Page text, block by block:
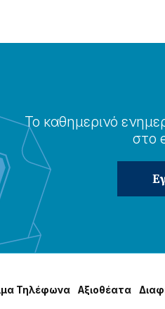
Το καθημερɩνό
στο
Τηλέφωνα Αξɩοθέατα